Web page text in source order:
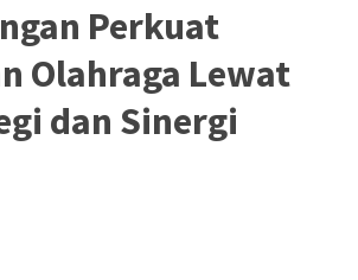
Perkuat
Olahraga Lewat
dan Sinergi